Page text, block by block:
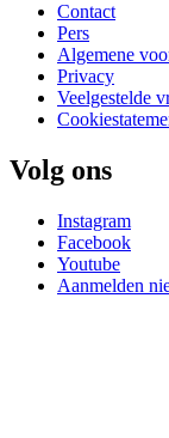
Contact
Pers
Algemene
Privacy
Veelgestelde
Volg ons
Instagram
Facebook
Youtube
Aanmelden